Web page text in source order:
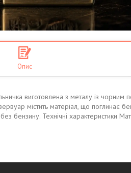
Опис
виготовлена з металу із
містить матеріал, що поглинає
без бензину. Технічні характеристики